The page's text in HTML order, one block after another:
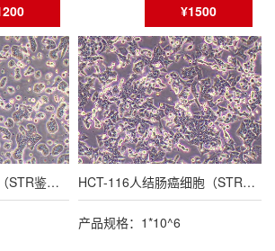
¥1500
HT-29人结肠癌细胞（STR鉴定报告） HCT-116人结肠癌细胞（STR鉴定报告）
产品规格：1*10^6